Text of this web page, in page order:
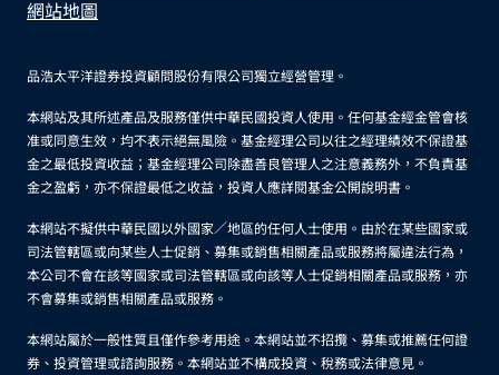
網站地圖
品浩太平洋證券投資顧問股份有限公司獨立經營管理。
本網站及其所述產品及服務僅供中華民國投資人使用。任何基金經金管會核
准或同意生效，均不表示絕無風險。基金經理公司以往之經理績效不保證基
金之最低投資收益；基金經理公司除盡善良管理人之注意義務外，不負責基
金之盈虧，亦不保證最低之收益，投資人應詳閱基金公開說明書。
本網站不擬供中華民國以外國家／地區的任何人士使用。由於在某些國家或
司法管轄區或向某些人士促銷、募集或銷售相關產品或服務將屬違法行為，
本公司不會在該等國家或司法管轄區或向該等人士促銷相關產品或服務，亦
不會募集或銷售相關產品或服務。
本網站屬於一般性質且僅作參考用途。本網站並不招攬、募集或推薦任何證
券、投資管理或諮詢服務。本網站並不構成投資、稅務或法律意見。